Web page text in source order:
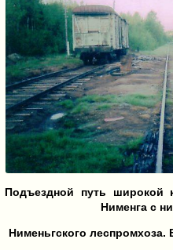
Подъездной путь широкой
Нименга с
Нименьгского леспромхоза.